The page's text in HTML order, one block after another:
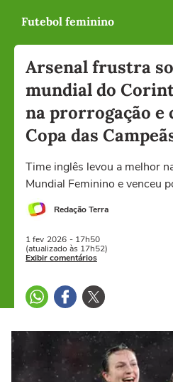
Futebol feminino
Arsenal frustra
mundial do
na prorrogação e
Copa das
Time inglês levou a melhor
Mundial Feminino e venceu
Redação Terra
1 fev 2026 - 17h50
(atualizado às 17h52)
Exibir comentários